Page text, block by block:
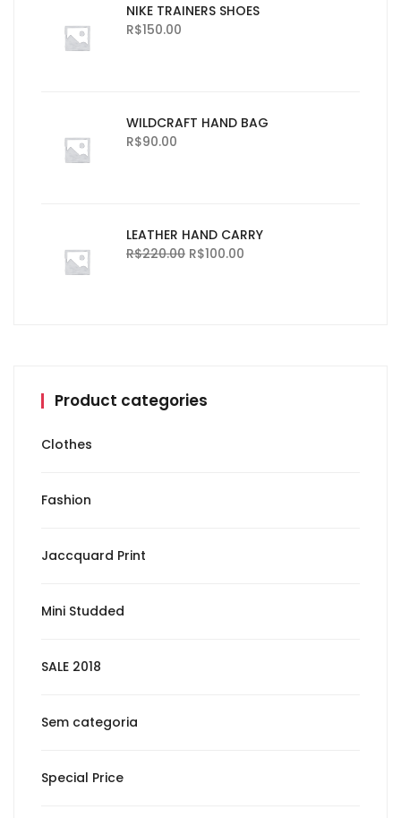
NIKE TRAINERS SHOES
R$150.00
WILDCRAFT HAND BAG
R$90.00
LEATHER HAND CARRY
R$220.00 R$100.00
Product categories
Clothes
Fashion
Jaccquard Print
Mini Studded
SALE 2018
Sem categoria
Special Price